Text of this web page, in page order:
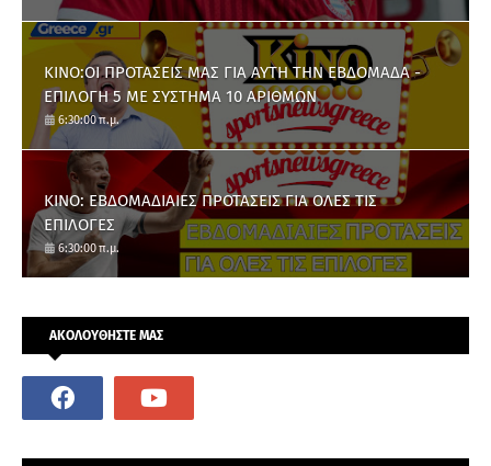
ΚΙΝΟ:ΟΙ ΠΡΟΤΑΣΕΙΣ ΜΑΣ ΓΙΑ ΑΥΤΗ ΤΗΝ ΕΒΔΟΜΑΔΑ -
ΕΠΙΛΟΓΗ 5 ΜΕ ΣΥΣΤΗΜΑ 10 ΑΡΙΘΜΩΝ
6:30:00 π.μ.
ΚΙΝΟ: ΕΒΔΟΜΑΔΙΑΙΕΣ ΠΡΟΤΑΣΕΙΣ ΓΙΑ ΟΛΕΣ ΤΙΣ
ΕΠΙΛΟΓΕΣ
6:30:00 π.μ.
ΑΚΟΛΟΥΘΗΣΤΕ ΜΑΣ